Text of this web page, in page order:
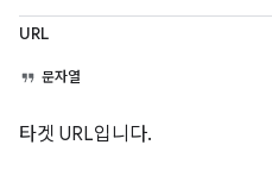
URL
문자열
타겟 URL입니다.